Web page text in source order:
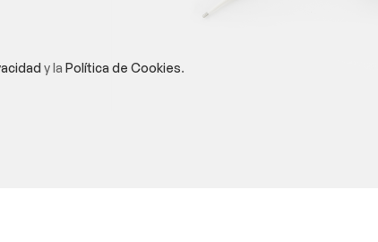
y laPolítica de Cookies.